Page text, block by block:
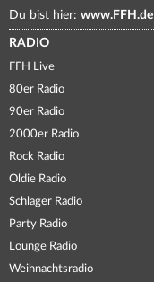
Du bist hier: www.FFH.de
RADIO
FFH Live
80er Radio
90er Radio
2000er Radio
Rock Radio
Oldie Radio
Schlager Radio
Party Radio
Lounge Radio
Weihnachtsradio